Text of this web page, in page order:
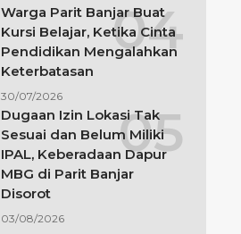
Warga Parit Banjar Buat
Kursi Belajar, Ketika Cinta
Pendidikan Mengalahkan
Keterbatasan
30/07/2026
Dugaan Izin Lokasi Tak
Sesuai dan Belum Miliki
IPAL, Keberadaan Dapur
MBG di Parit Banjar
Disorot
03/08/2026